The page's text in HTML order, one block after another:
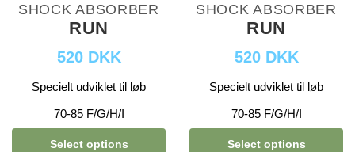
SHOCK ABSORBER
RUN
520 DKK
Specielt udviklet til løb
70-85 F/G/H/I
Select options
SHOCK ABSORBER
RUN
520 DKK
Specielt udviklet til løb
70-85 F/G/H/I
Select options